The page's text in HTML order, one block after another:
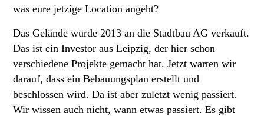
was eure jetzige Location angeht?
Das Gelände wurde 2013 an die Stadtbau AG verkauft.
Das ist ein Investor aus Leipzig, der hier schon
verschiedene Projekte gemacht hat. Jetzt warten wir
darauf, dass ein Bebauungsplan erstellt und
beschlossen wird. Da ist aber zuletzt wenig passiert.
Wir wissen auch nicht, wann etwas passiert. Es gibt